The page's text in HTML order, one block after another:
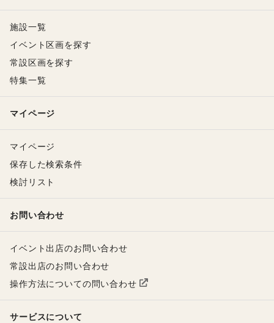
施設一覧
イベント区画を探す
常設区画を探す
特集一覧
マイページ
マイページ
保存した検索条件
検討リスト
お問い合わせ
イベント出店のお問い合わせ
常設出店のお問い合わせ
操作方法についての問い合わせ
サービスについて